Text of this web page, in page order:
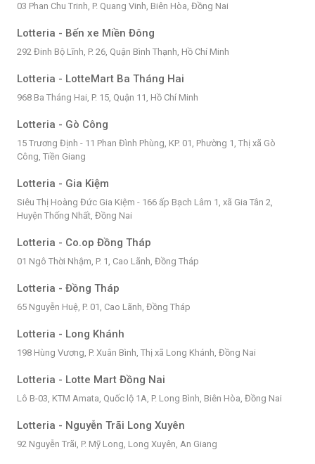
03 Phan Chu Trinh, P. Quang Vinh, Biên Hòa, Đồng Nai
Lotteria - Bến xe Miền Đông
292 Đinh Bộ Lĩnh, P. 26, Quận Bình Thạnh, Hồ Chí Minh
Lotteria - LotteMart Ba Tháng Hai
968 Ba Tháng Hai, P. 15, Quận 11, Hồ Chí Minh
Lotteria - Gò Công
15 Trương Định - 11 Phan Đình Phùng, KP. 01, Phường 1, Thị xã Gò
Công, Tiền Giang
Lotteria - Gia Kiệm
Siêu Thị Hoàng Đức Gia Kiệm - 166 ấp Bạch Lâm 1, xã Gia Tân 2,
Huyện Thống Nhất, Đồng Nai
Lotteria - Co.op Đồng Tháp
01 Ngô Thời Nhậm, P. 1, Cao Lãnh, Đồng Tháp
Lotteria - Đồng Tháp
65 Nguyễn Huệ, P. 01, Cao Lãnh, Đồng Tháp
Lotteria - Long Khánh
198 Hùng Vương, P. Xuân Bình, Thị xã Long Khánh, Đồng Nai
Lotteria - Lotte Mart Đồng Nai
Lô B-03, KTM Amata, Quốc lộ 1A, P. Long Bình, Biên Hòa, Đồng Nai
Lotteria - Nguyễn Trãi Long Xuyên
92 Nguyễn Trãi, P. Mỹ Long, Long Xuyên, An Giang